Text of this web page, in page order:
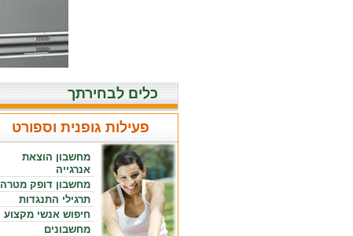
כלים לבחירתך
פעילות גופנית וספורט
מחשבון הוצאת
אנרגייה
מחשבון דופק מטרה
תרגילי התנגדות
חיפוש אנשי מקצוע
מחשבונים